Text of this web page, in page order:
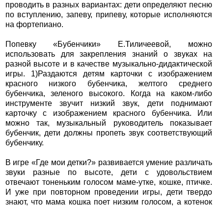
проводить в разных вариантах: дети определяют песню
по вступлению, запеву, припеву, которые исполняются
на фортепиано.
Попевку «Бубенчики» Е.Тиличеевой, можно
использовать для закрепления знаний о звуках на
разной высоте и в качестве музыкально-дидактической
игры. 1)Раздаются детям карточки с изображением
красного низкого бубенчика, желтого среднего
бубенчика, зеленого высокого. Когда на каком-либо
инструменте звучит низкий звук, дети поднимают
карточку с изображением красного бубенчика. Или
можно так, музыкальный руководитель показывает
бубенчик, дети должны пропеть звук соответствующий
бубенчику.
В игре «Где мои детки?» развивается умение различать
звуки разные по высоте, дети с удовольствием
отвечают тоненьким голосом маме-утке, кошке, птичке.
И уже при повторном проведении игры, дети твердо
знают, что мама кошка поет низким голосом, а котенок